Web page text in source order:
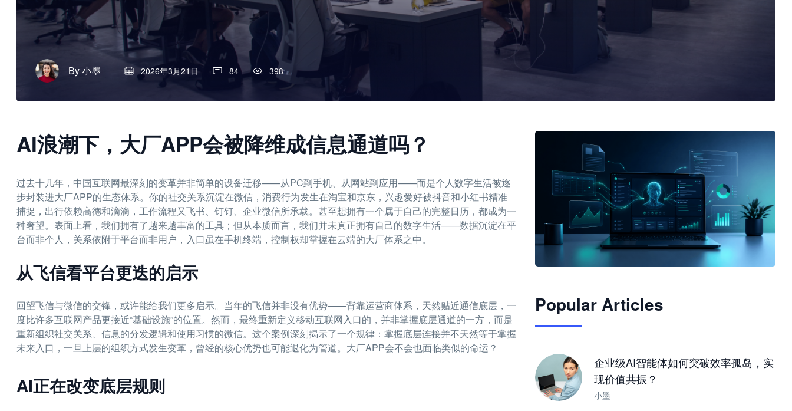
By小墨 2026年3月21日 84 398
AI浪潮下，大厂APP会被降维成信息通道吗？
过去十几年，中国互联网最深刻的变革并非简单的设备迁移——从PC到手机、从网站到应用——而是个人数字生活被逐
步封装进大厂APP的生态体系。你的社交关系沉淀在微信，消费行为发生在淘宝和京东，兴趣爱好被抖音和小红书精准
捕捉，出行依赖高德和滴滴，工作流程又飞书、钉钉、企业微信所承载。甚至想拥有一个属于自己的完整日历，都成为一
种奢望。表面上看，我们拥有了越来越丰富的工具；但从本质而言，我们并未真正拥有自己的数字生活——数据沉淀在平
台而非个人，关系依附于平台而非用户，入口虽在手机终端，控制权却掌握在云端的大厂体系之中。
从飞信看平台更迭的启示
回望飞信与微信的交锋，或许能给我们更多启示。当年的飞信并非没有优势——背靠运营商体系，天然贴近通信底层，一
度比许多互联网产品更接近“基础设施”的位置。然而，最终重新定义移动互联网入口的，并非掌握底层通道的一方，而是
重新组织社交关系、信息的分发逻辑和使用习惯的微信。这个案例深刻揭示了一个规律：掌握底层连接并不天然等于掌握
未来入口，一旦上层的组织方式发生变革，曾经的核心优势也可能退化为管道。大厂APP会不会也面临类似的命运？
AI正在改变底层规则
JimoClaw 桌面 AI Agent 工作台
Popular Articles
企业级AI智能体如何突破效率孤岛，实
现价值共振？
小墨